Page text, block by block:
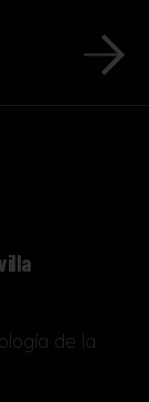
de la